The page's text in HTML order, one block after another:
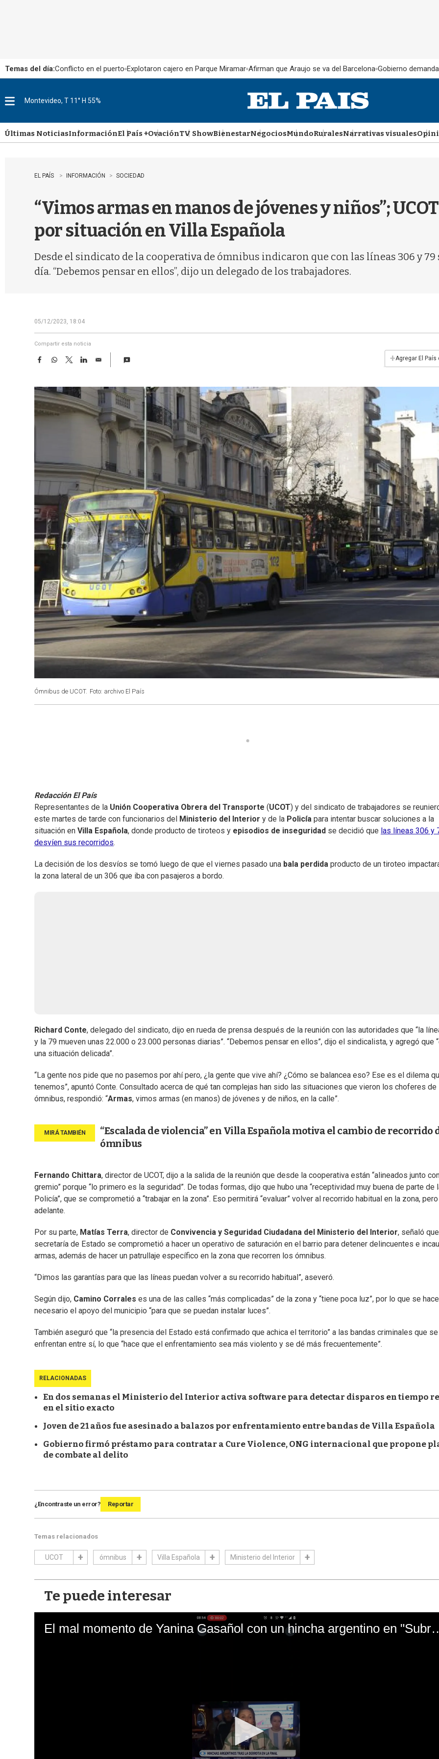
Temas del día:Conflicto en el puerto Explotaron cajero en Parque Miramar Afirman que Araujo se va del Barcelona Gobierno
u
Montevideo, T 11° H 55%
Últimas NoticiasInformaciónEl País +OvaciónTV ShowBienestarNegociosMundoRuralesNarrativas visuales
EL PAÍS INFORMACIÓN SOCIEDAD
“Vimos armas en manos de jóvenes y niños”;
por situación en Villa Española
Desde el sindicato de la cooperativa de ómnibus indicaron que con las líneas 306 y 79
día. “Debemos pensar en ellos”, dijo un delegado de los trabajadores.
05/12/2023, 18:04
Compartir esta noticia
F
e
b
o
W
t
s
A
p
T
w
t
t
e
r
L
k
d
I
E
i
+Agregar El País
Ómnibus de UCOT. Foto: archivo El País
Redacción El País
Representantes de la Unión Cooperativa Obrera del Transporte (UCOT) y del sindicato de trabajadores se
este martes de tarde con funcionarios del
Ministerio del Interior y de la Policía para intentar buscar soluciones a la
situación en Villa Española, donde producto de tiroteos y episodios de inseguridad se decidió que las líneas 306 y
desvíen sus recorridos.
La decisión de los desvíos se tomó luego de que el viernes pasado una bala perdida producto de un tiroteo
la zona lateral de un 306 que iba con pasajeros a bordo.
Richard Conte, delegado del sindicato, dijo en rueda de prensa después de la reunión con las autoridades que “la
y la 79 mueven unas 22.000 o 23.000 personas diarias”. “Debemos pensar en ellos”, dijo el sindicalista, y agregó que
una situación delicada”.
“La gente nos pide que no pasemos por ahí pero, ¿la gente que vive ahí? ¿Cómo se balancea eso? Ese es el dilema
tenemos”, apuntó Conte. Consultado acerca de qué tan complejas han sido las situaciones que vieron los choferes de
ómnibus, respondió: “Armas, vimos armas (en manos) de jóvenes y de niños, en la calle”.
“Escalada de violencia” en Villa Española motiva el cambio de recorrido
ómnibus
Fernando Chittara, director de UCOT, dijo a la salida de la reunión que desde la cooperativa están “alineados junto
gremio” porque “lo primero es la seguridad”. De todas formas, dijo que hubo una “receptividad muy buena de parte de
Policía”, que se comprometió a “trabajar en la zona”. Eso permitirá “evaluar” volver al recorrido habitual en la zona,
adelante.
Por su parte, Matías Terra, director de Convivencia y Seguridad Ciudadana del Ministerio del Interior, señaló
secretaría de Estado se comprometió a hacer un operativo de saturación en el barrio para detener delincuentes e
armas, además de hacer un patrullaje específico en la zona que recorren los ómnibus.
“Dimos las garantías para que las líneas puedan volver a su recorrido habitual”, aseveró.
Según dijo, Camino Corrales es una de las calles “más complicadas” de la zona y “tiene poca luz”, por lo que se hace
necesario el apoyo del municipio “para que se puedan instalar luces”.
También aseguró que “la presencia del Estado está confirmado que achica el territorio” a las bandas criminales que se
enfrentan entre sí, lo que “hace que el enfrentamiento sea más violento y se dé más frecuentemente”.
RELACIONADAS
En dos semanas el Ministerio del Interior activa software para detectar disparos en tiempo
en el sitio exacto
Joven de 21 años fue asesinado a balazos por enfrentamiento entre bandas de Villa Española
Gobierno firmó préstamo para contratar a Cure Violence, ONG internacional que propone
de combate al delito
¿Encontraste un error? Reportar
Temas relacionados
UCOT ómnibus Villa Española Ministerio del Interior
Te puede interesar
El mal momento de Yanina